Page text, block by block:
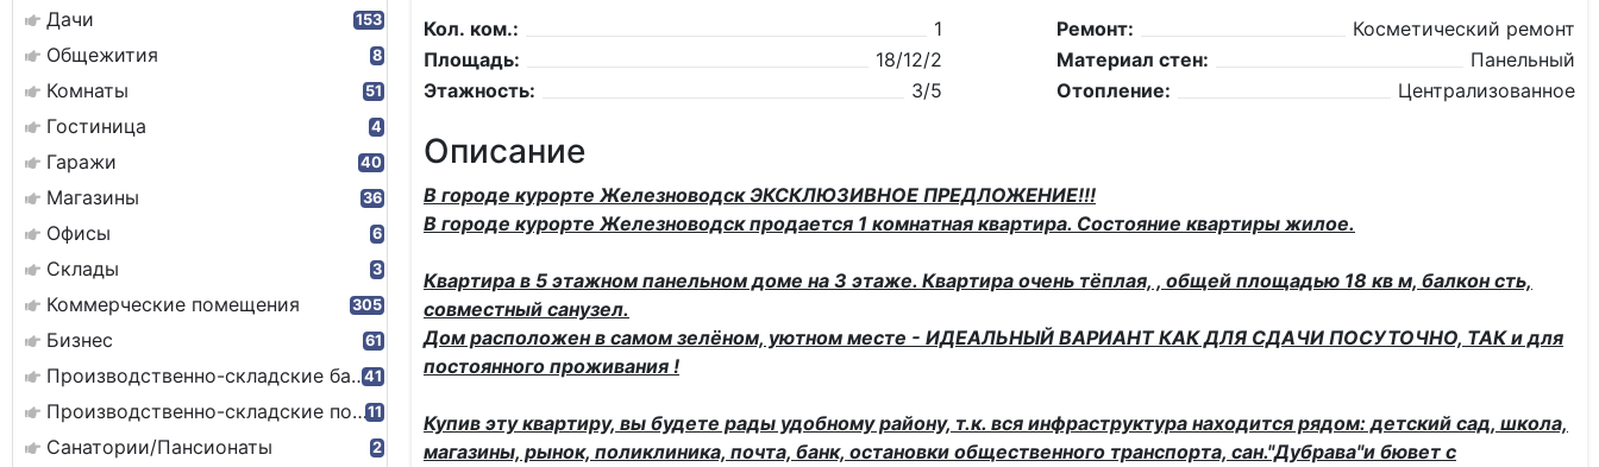
Дачи 153
Общежития 8
Комнаты 51
Гостиница 4
Гаражи 40
Магазины 36
Офисы 6
Склады 3
Коммерческие помещения 305
Бизнес 61
Производственно-складские базы41
Производственно-складские помещения11
Санатории/Пансионаты 2
Кол. ком.:
1
Площадь:
18/12/2
Этажность:
3/5
Ремонт:
Косметический ремонт
Материал стен:
Панельный
Отопление:
Централизованное
Описание
В городе курорте Железноводск ЭКСКЛЮЗИВНОЕ ПРЕДЛОЖЕНИЕ!!!
В городе курорте Железноводск продается 1 комнатная квартира. Состояние квартиры жилое.
Квартира в 5 этажном панельном доме на 3 этаже. Квартира очень тёплая, , общей площадью 18 кв м, балкон сть,
совместный санузел.
Дом расположен в самом зелёном, уютном месте - ИДЕАЛЬНЫЙ ВАРИАНТ КАК ДЛЯ СДАЧИ ПОСУТОЧНО, ТАК и для
постоянного проживания !
Купив эту квартиру, вы будете рады удобному району, т.к. вся инфраструктура находится рядом: детский сад, школа,
магазины, рынок, поликлиника, почта, банк, остановки общественного транспорта, сан."Дубрава"и бювет с